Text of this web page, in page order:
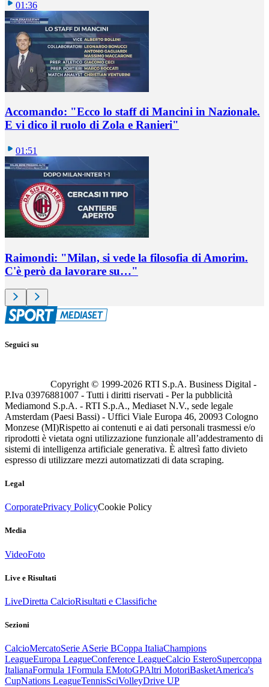
01:36
Accomando: "Ecco lo staff di Mancini in Nazionale.
E vi dico il ruolo di Zola e Ranieri"
01:51
Raimondi: "Milan, si vede la filosofia di Amorim.
C'è però da lavorare su…"
Seguici su
Copyright © 1999-2026 RTI S.p.A. Business Digital -
P.Iva 03976881007 - Tutti i diritti riservati - Per la pubblicità
Mediamond S.p.A. - RTI S.p.A., Mediaset N.V., sede legale
Amsterdam (Paesi Bassi) - Uffici Viale Europa 46, 20093 Cologno
Monzese (MI)Rispetto ai contenuti e ai dati personali trasmessi e/o
riprodotti è vietata ogni utilizzazione funzionale all’addestramento di
sistemi di intelligenza artificiale generativa. È altresì fatto divieto
espresso di utilizzare mezzi automatizzati di data scraping.
Legal
CorporatePrivacy PolicyCookie Policy
Media
VideoFoto
Live e Risultati
LiveDiretta CalcioRisultati e Classifiche
Sezioni
CalcioMercatoSerie ASerie BCoppa ItaliaChampions
LeagueEuropa LeagueConference LeagueCalcio EsteroSupercoppa
ItalianaFormula 1Formula EMotoGPAltri MotoriBasketAmerica's
CupNations LeagueTennisSciVolleyDrive UP